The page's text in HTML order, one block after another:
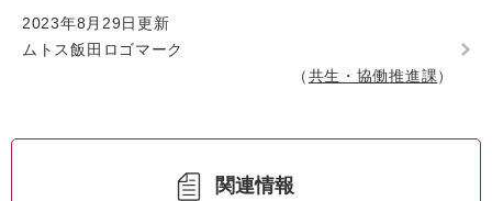
2023年8月29日更新
ムトス飯田ロゴマーク
共生・協働推進課
関連情報